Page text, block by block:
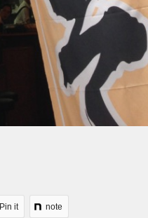
Pin it note